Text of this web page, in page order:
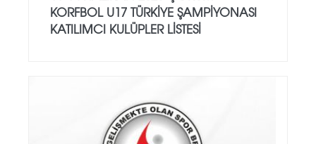
KORFBOL U17 TÜRKİYE ŞAMPİYONASI
KATILIMCI KULÜPLER LİSTESİ